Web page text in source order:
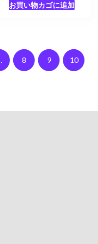
お買い物カゴに追加
8 9 10